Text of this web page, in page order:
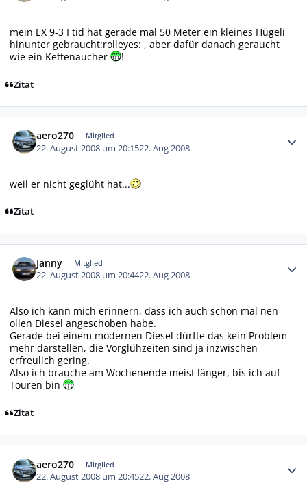
mein EX 9-3 I tid hat gerade mal 50 Meter ein kleines Hügeli
hinunter gebraucht:rolleyes: , aber dafür danach geraucht
wie ein Kettenaucher
!
Zitat
aero270 Mitglied
22. August 2008 um 20:1522. Aug 2008
weil er nicht geglüht hat...
Zitat
Janny Mitglied
22. August 2008 um 20:4422. Aug 2008
Also ich kann mich erinnern, dass ich auch schon mal nen
ollen Diesel angeschoben habe.
Gerade bei einem modernen Diesel dürfte das kein Problem
mehr darstellen, die Vorglühzeiten sind ja inzwischen
erfreulich gering.
Also ich brauche am Wochenende meist länger, bis ich auf
Touren bin
Zitat
aero270 Mitglied
22. August 2008 um 20:4522. Aug 2008